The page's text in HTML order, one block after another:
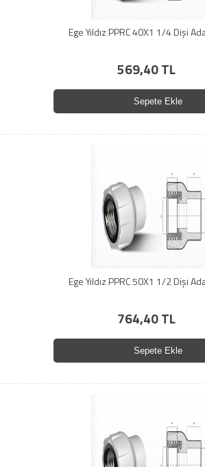
Ege Yıldız PPRC 40X1 1/4 Dişi
569,40 TL
Sepete Ekle
Ege Yıldız PPRC 50X1 1/2 Dişi
764,40 TL
Sepete Ekle